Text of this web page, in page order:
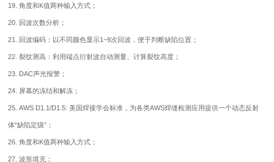
19. 角度和K值两种输入方式；
20. 回波次数分析；
21. 回波编码：以不同颜色显示1~9次回波，便于判断缺陷位置；
22. 裂纹测高：利用端点衍射波自动测量、计算裂纹高度；
23. DAC声光报警；
24. 屏幕的冻结和解冻；
25. AWS D1.1/D1.5: 美国焊接学会标准，为各类AWS焊缝检测应用提供一个动态反射
体“缺陷定级”；
26. 角度和K值两种输入方式；
27. 波形填充；